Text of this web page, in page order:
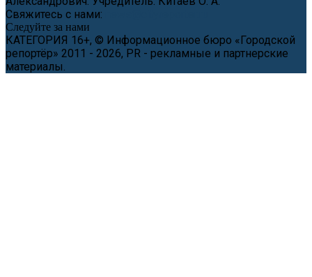
Свяжитесь с нами:
Следуйте за нами
КАТЕГОРИЯ 16+, © Информационное бюро «Городской
репортёр» 2011 - 2026, PR - рекламные и партнерские
материалы.